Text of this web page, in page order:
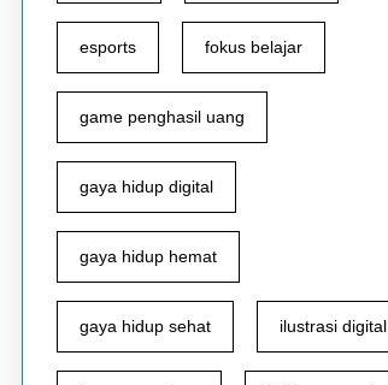
esports fokus belajar
game penghasil uang
gaya hidup digital
gaya hidup hemat
gaya hidup sehat ilustrasi digital